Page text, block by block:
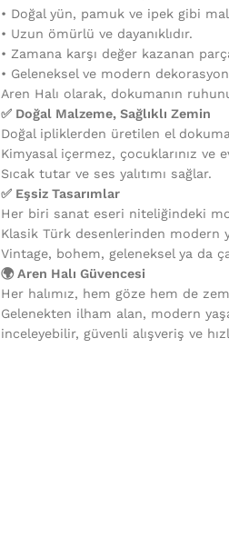
•⁠ ⁠Doğal yün, pamuk ve ipek gibi
•⁠ ⁠Uzun ömürlü ve dayanıklıdır.
•⁠ ⁠Zamana karşı değer kazanan
•⁠ ⁠Geleneksel ve modern
Aren Halı olarak, dokumanın
✅ Doğal Malzeme, Sağlıklı Zemin
Doğal ipliklerden üretilen el
Kimyasal içermez, çocuklarınız ve
Sıcak tutar ve ses yalıtımı sağlar.
✅ Eşsiz Tasarımlar
Her biri sanat eseri niteliğindeki
Klasik Türk desenlerinden modern
Vintage, bohem, geleneksel ya da
🌍 Aren Halı Güvencesi
Her halımız, hem göze hem de
Gelenekten ilham alan, modern
inceleyebilir, güvenli alışveriş ve